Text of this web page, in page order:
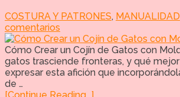
COSTURA Y PATRONES, MANUALIDAD
comentarios
Cómo Crear un Cojín de Gatos con
gatos trasciende fronteras, y qué
expresar esta afición que
de …